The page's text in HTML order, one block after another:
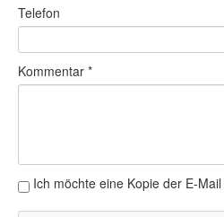
Bewegungsmodel
SSB-Sport
Gymnastik und
Wassergymnastik / Aqua-
Telefon
Kommentar *
Ich möchte eine Kopie der E-